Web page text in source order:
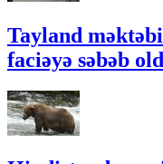
Tayland
faciəyə səbəb